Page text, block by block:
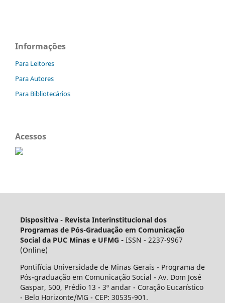
Informações
Para Leitores
Para Autores
Para Bibliotecários
Acessos
Dispositiva - Revista Interinstitucional dos
Programas de Pós-Graduação em Comunicação
Social da PUC Minas e UFMG - ISSN - 2237-9967
(Online)
Pontifícia Universidade de Minas Gerais - Programa de
Pós-graduação em Comunicação Social - Av. Dom José
Gaspar, 500, Prédio 13 - 3º andar - Coração Eucarístico
- Belo Horizonte/MG - CEP: 30535-901.